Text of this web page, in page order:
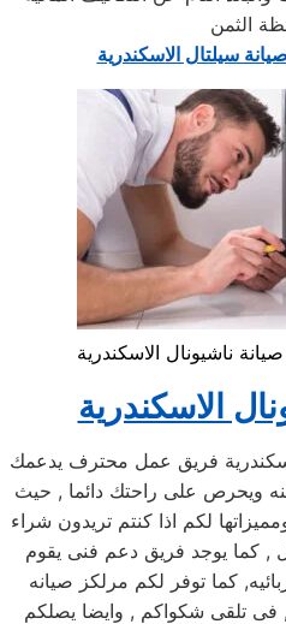
الثمن
سيلتال الاسكندرية
صيانة ناشيونال الاسكندرية
الاسكندرية
فريق عمل محترف يدعمك
ويحرص على راحتك دائما , حيث
لكم اذا كنتم تريدون شراء
, كما يوجد فريق دعم فنى يقوم
كما توفر لكم مرلكز صيانه
خدمه 24 ساعه , فى تلقى شكواكم , وايضا يصلكم